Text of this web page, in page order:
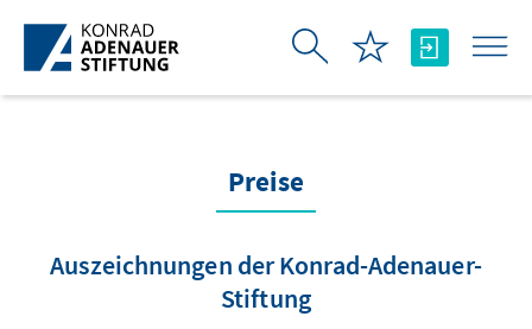
Skip to Main Content
Preise
Auszeichnungen der Konrad-Adenauer-
Stiftung